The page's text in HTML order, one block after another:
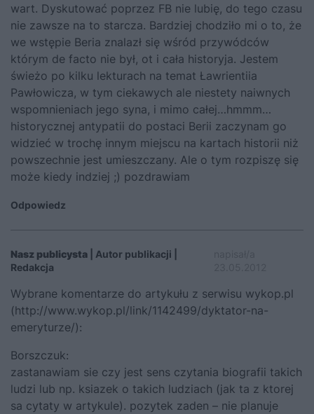
wart. Dyskutować poprzez FB nie lubię, do tego czasu
nie zawsze na to starcza. Bardziej chodziło mi o to, że
we wstępie Beria znalazł się wśród przywódców
którym de facto nie był, ot i cała historyja. Jestem
świeżo po kilku lekturach na temat Ławrientiia
Pawłowicza, w tym ciekawych ale niestety naiwnych
wspomnieniach jego syna, i mimo całej…hmmm…
historycznej antypatii do postaci Berii zaczynam go
widzieć w trochę innym miejscu na kartach historii niż
powszechnie jest umieszczany. Ale o tym rozpiszę się
może kiedy indziej ;) pozdrawiam
Odpowiedz
Nasz publicysta | Autor publikacji |
Redakcja
Wybrane komentarze do artykułu z serwisu wykop.pl
(http://www.wykop.pl/link/1142499/dyktator-na-
emeryturze/):
Borszczuk:
zastanawiam sie czy jest sens czytania biografii takich
ludzi lub np. ksiazek o takich ludziach (jak ta z ktorej
sa cytaty w artykule). pozytek zaden – nie planuje